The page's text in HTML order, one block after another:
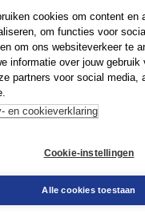
cookies om content en
om functies voor
om ons websiteverkeer te
informatie over jouw gebruik
partners voor social media,
en cookieverklaring
Cookie-instellingen
Alle cookies toestaan
gebruiken. Om te
je registreren met de
Heb je geen boek,
Ik ben mijn